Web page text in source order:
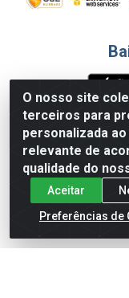
O nosso site
terceiros para
personalizada
relevante de
qualidade do
Aceitar
Preferências de